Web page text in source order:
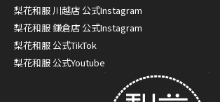
梨花和服 川越店 公式Instagram
梨花和服 鎌倉店 公式Instagram
梨花和服 公式TikTok
梨花和服 公式Youtube